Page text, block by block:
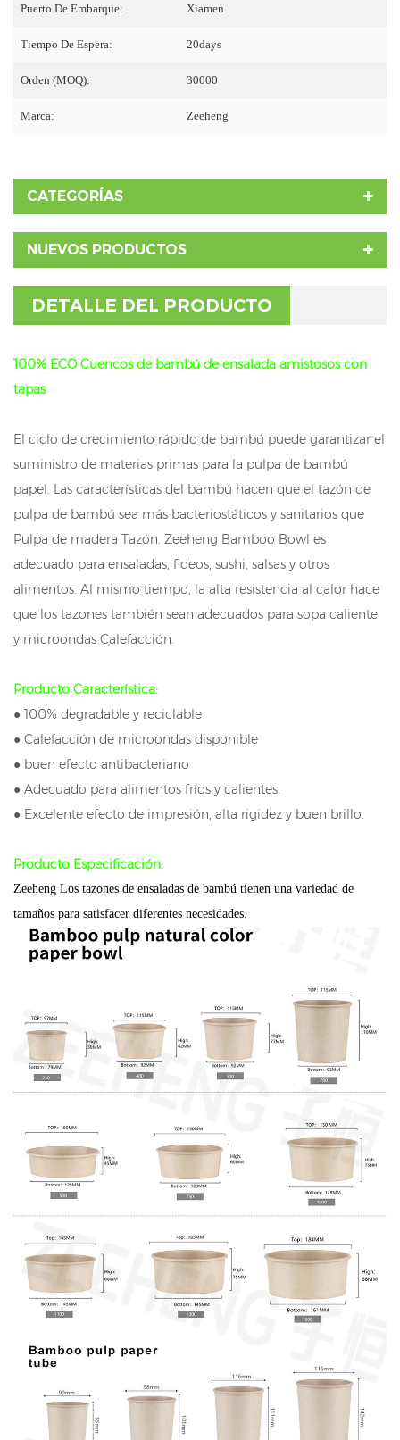
Puerto De Embarque: Xiamen
Tiempo De Espera: 20days
Orden (MOQ): 30000
Marca: Zeeheng
CATEGORÍAS
NUEVOS PRODUCTOS
DETALLE DEL PRODUCTO
100% ECO Cuencos de bambú de ensalada amistosos con
tapas
El ciclo de crecimiento rápido de bambú puede garantizar el
suministro de materias primas para la pulpa de bambú
papel. Las características del bambú hacen que el tazón de
pulpa de bambú sea más bacteriostáticos y sanitarios que
Pulpa de madera Tazón. Zeeheng Bamboo Bowl es
adecuado para ensaladas, fideos, sushi, salsas y otros
alimentos. Al mismo tiempo, la alta resistencia al calor hace
que los tazones también sean adecuados para sopa caliente
y microondas Calefacción.
Producto Característica:
● 100% degradable y reciclable
● Calefacción de microondas disponible
● buen efecto antibacteriano
● Adecuado para alimentos fríos y calientes.
● Excelente efecto de impresión, alta rigidez y buen brillo.
Producto Especificación:
Zeeheng Los tazones de ensaladas de bambú tienen una variedad de
tamaños para satisfacer diferentes necesidades.